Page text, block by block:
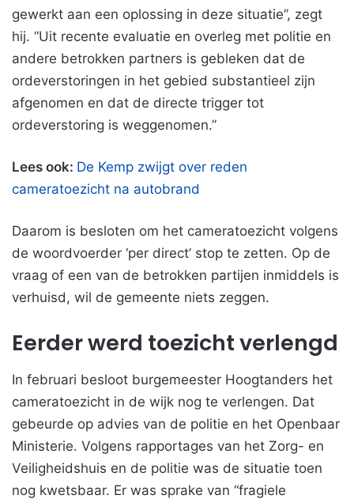
gewerkt aan een oplossing in deze situatie”, zegt
hij. “Uit recente evaluatie en overleg met politie en
andere betrokken partners is gebleken dat de
ordeverstoringen in het gebied substantieel zijn
afgenomen en dat de directe trigger tot
ordeverstoring is weggenomen.”
Lees ook: De Kemp zwijgt over reden
cameratoezicht na autobrand
Daarom is besloten om het cameratoezicht volgens
de woordvoerder ‘per direct’ stop te zetten. Op de
vraag of een van de betrokken partijen inmiddels is
verhuisd, wil de gemeente niets zeggen.
Eerder werd toezicht verlengd
In februari besloot burgemeester Hoogtanders het
cameratoezicht in de wijk nog te verlengen. Dat
gebeurde op advies van de politie en het Openbaar
Ministerie. Volgens rapportages van het Zorg- en
Veiligheidshuis en de politie was de situatie toen
nog kwetsbaar. Er was sprake van “fragiele